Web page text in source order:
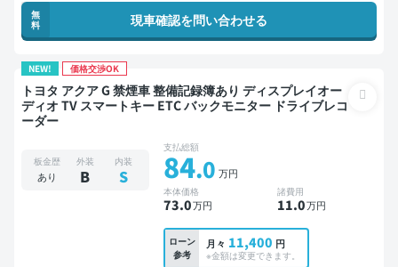
無
料
現車確認を問い合わせる
NEW! 価格交渉OK
トヨタ アクア G 禁煙車 整備記録簿あり ディスプレイオー
ディオ TV スマートキー ETC バックモニター ドライブレコ
ーダー
板金歴
あり
外装
B
内装
S
支払総額
84.0 万円
本体価格
73.0万円
諸費用
11.0万円
ローン
参考
月々 11,400 円
※金額は変更できます。